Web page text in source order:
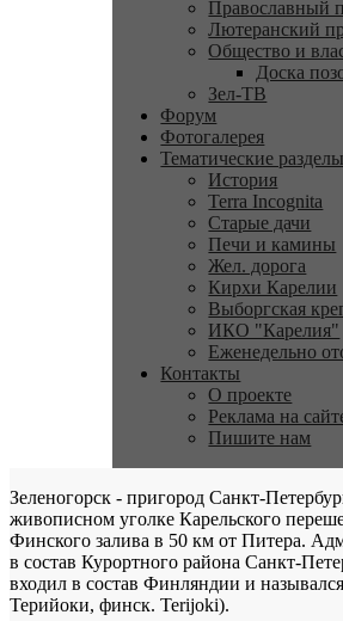
Православный
Лютеранский
Общество и
Доска
Зел-ТВ
Форум
Фотогалерея
Тематические разделы
История
Terra Incognita
Старые дачи
Печи и камины
Жел. дорога
Кирхи Карелии
Выборгская
ИКО "Карелия"
Еженедельно
Контакты
О проекте
Реклама на
Пишите нам
Зеленогорск - пригород Санкт-
живописном уголке Карельского
Финского залива в 50 км от Питера.
в состав Курортного района Санкт-
входил в состав Финляндии и
Терийоки, финск. Terijoki).